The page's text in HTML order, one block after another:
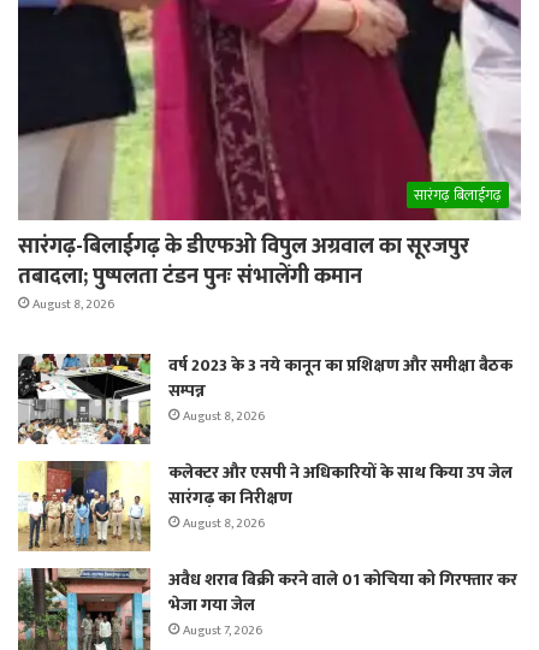
सारंगढ़ बिलाईगढ़
सारंगढ़-बिलाईगढ़ के डीएफओ विपुल अग्रवाल का सूरजपुर
तबादला; पुष्पलता टंडन पुनः संभालेंगी कमान
August 8, 2026
वर्ष 2023 के 3 नये कानून का प्रशिक्षण और समीक्षा बैठक
सम्पन्न
August 8, 2026
कलेक्टर और एसपी ने अधिकारियों के साथ किया उप जेल
सारंगढ़ का निरीक्षण
August 8, 2026
अवैध शराब बिक्री करने वाले 01 कोचिया को गिरफ्तार कर
भेजा गया जेल
August 7, 2026